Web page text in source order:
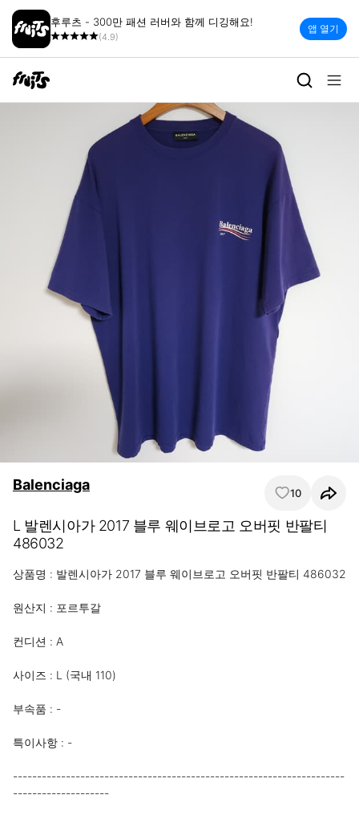
후루츠 - 300만 패션 러버와 함께 디깅해요!
(4.9)
앱 열기
Balenciaga 10
L 발렌시아가 2017 블루 웨이브로고 오버핏 반팔티
486032
상품명 : 발렌시아가 2017 블루 웨이브로고 오버핏 반팔티 486032
원산지 : 포르투갈
컨디션 : A
사이즈 : L (국내 110)
부속품 : -
특이사항 : -
---------------------------------------------------------------------
--------------------